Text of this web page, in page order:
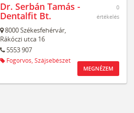
Dr. Serbán Tamás -
Dentalfit Bt.
8000Székesfehérvár,
Rákóczi utca 16
5553 907
Fogorvos, Szájsebészet
0
értékelés
MEGNÉZEM